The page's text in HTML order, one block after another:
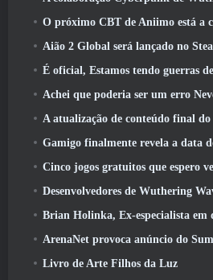
O próximo CBT de Aniimo está a caminho… E,
Aião 2 Global será lançado no Steam
É oficial, Estamos tendo guerras
Achei que poderia ser um erro Neverness To Everness ter o evento
A atualização de conteúdo final do trailer de
Gamigo finalmente revela a data do retorno de Gloria
Cinco jogos gratuitos que espero ver
Desenvolvedores de Wuthering Waves discutem a criação
Brian Holinka, Ex-especialista em design PvP de World Of Warcraft,
ArenaNet provoca anúncio do
Livro de Arte Filhos da Luz